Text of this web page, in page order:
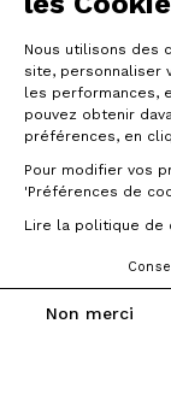
Nous utilisons des
site, personnaliser
les performances,
pouvez obtenir
préférences, en
Pour modifier vos
'Préférences de
Lire la politique de
Non merci
The
It is the
gravel
(65Nm
km.
frame
natural,
cyclists